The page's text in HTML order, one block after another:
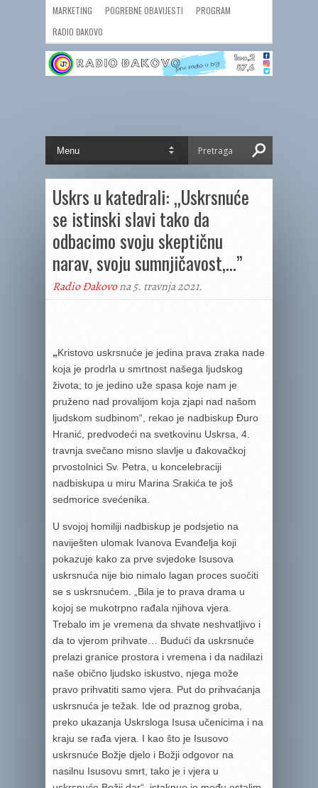
MARKETING POGREBNE OBAVIJESTI
PROGRAM
RADIO ĐAKOVO
Uskrs u katedrali: „Uskrsnuće
se istinski slavi tako da
odbacimo svoju skeptičnu
narav, svo­ju sumnjičavost,…”
Radio Đakovona 5. travnja 2021.
„Kristovo uskrsnuće je jedina prava zraka nade
koja je prodrla u smrtnost našega ljudskog
života; to je jedino uže spasa koje nam je
pruženo nad provalijom koja zjapi nad našom
ljudskom sudbinom“, rekao je nadbiskup Đuro
Hranić, predvodeći na svetkovinu Uskrsa, 4.
travnja svečano misno slavlje u đakovačkoj
prvostolnici Sv. Petra, u koncelebraciji
nadbiskupa u miru Marina Srakića te još
sedmorice svećenika.
U svojoj homiliji nadbiskup je podsjetio na
naviješten ulomak Ivanova Evanđelja koji
pokazuje kako za prve svjedoke Isusova
uskrsnuća nije bio nimalo lagan proces suočiti
se s uskrsnućem. „Bila je to prava drama u
kojoj se mukotrpno rađala njihova vjera.
Trebalo im je vre­mena da shvate neshvatljivo i
da to vjerom prihvate… Budući da uskrsnuće
prelazi granice prostora i vre­mena i da nadilazi
naše obično ljudsko iskustvo, njega može
pravo prihvatiti samo vjera. Put do prihvaćanja
uskrsnuća je težak. Ide od praznog groba,
preko ukazanja Uskrsloga Isusa učenicima i na
kraju se rađa vjera. I kao što je Isusovo
uskrsnuće Božje djelo i Božji odgovor na
nasilnu Isusovu smrt, tako je i vjera u